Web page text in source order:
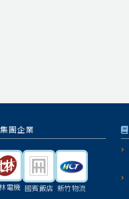
集團企業
電機 國賓飯店 新竹物流